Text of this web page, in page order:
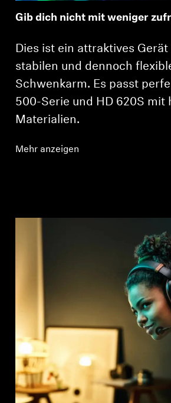
Gib dich nicht mit weniger
Dies ist ein attraktives
stabilen und dennoch
Schwenkarm. Es passt
500-Serie und HD 620S mit
Materialien.
Mehr anzeigen